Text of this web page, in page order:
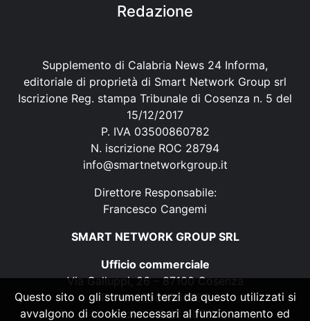
Redazione
Supplemento di Calabria News 24 Informa,
editoriale di proprietà di Smart Network Group srl
Iscrizione Reg. stampa Tribunale di Cosenza n. 5 del
15/12/2017
P. IVA 03500860782
N. iscrizione ROC 28794
info@smartnetworkgroup.it
Direttore Responsabile:
Francesco Cangemi
SMART NETWORK GROUP SRL
Ufficio commerciale
Via Galluppi, 26 – 87100 Cosenza
P. IVA 03500860782
N. iscrizione ROC 28794
Questo sito o gli strumenti terzi da questo utilizzati si
avvalgono di cookie necessari al funzionamento ed